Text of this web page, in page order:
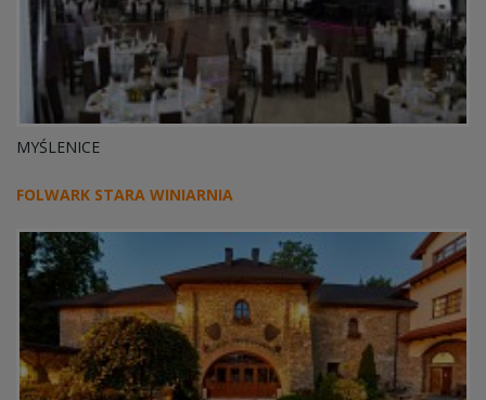
MYŚLENICE
FOLWARK STARA WINIARNIA